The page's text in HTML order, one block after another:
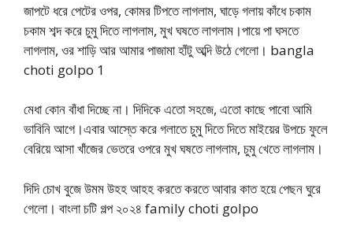
জাপটে ধরে পেটের ওপর, কোমর টিপতে লাগলাম, ঘাড়ে গলায় কাঁধে চকাম
চকাম শব্দ করে চুমু দিতে লাগলাম, মুখ ঘষতে লাগলাম।পায়ে পা ঘসতে
লাগলাম, ওর শাড়ি আর আমার পাজামা হাঁটু অব্দি উঠে গেলো। bangla
choti golpo 1
মেধা কোন বাঁধা দিচ্ছে না। দিদিকে এতো সহজে, এতো কাছে পাবো আমি
ভাবিনি আগে।এবার আস্তে করে গলাতে চুমু দিতে দিতে মাইয়ের উপচে ফুলে
বেরিয়ে আসা খাঁজের ভেতরে ওপরে মুখ ঘষতে লাগলাম, চুমু খেতে লাগলাম।
দিদি চোখ বুজে উমম উহহ আহহ করতে করতে আবার কাত হয়ে পেছন ঘুরে
গেলো। বাংলা চটি গল্প ২০২৪ family choti golpo